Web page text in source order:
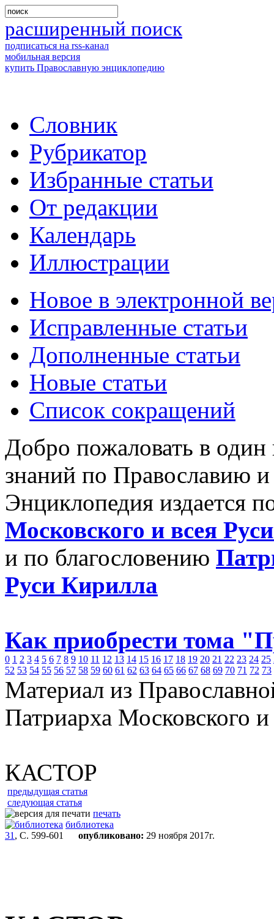
расширенный поиск
подписаться на rss-канал
мобильная версия
купить Православную энциклопедию
Словник
Рубрикатор
Избранные статьи
От редакции
Календарь
Иллюстрации
Новое в электронной
Исправленные статьи
Дополненные статьи
Новые статьи
Список сокращений
Добро пожаловать в
знаний по Православию
Энциклопедия издается
Московского и всея
и по благословению
Руси Кирилла
Как приобрести тома
0 1 2 3 4 5 6 7 8 9 10 11 12 13 14 15 16 17 18 19 20 21 22 23 24 25
52 53 54 55 56 57 58 59 60 61 62 63 64 65 66 67 68 69 70 71 72 73
Материал из
Патриарха Московского
КАСТОР
предыдущая статья
следующая статья
печать
библиотека
31 , С. 599-601 опубликовано: 29 ноября 2017г.